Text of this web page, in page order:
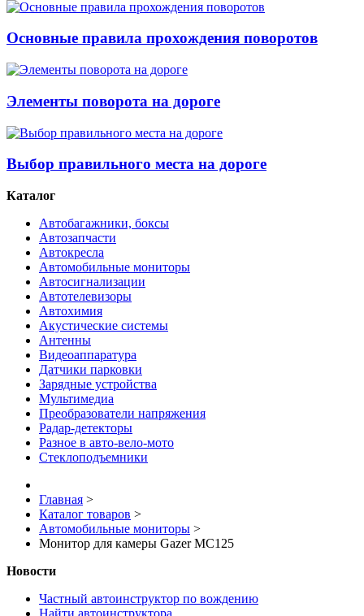
Основные правила прохождения поворотов
Элементы поворота на дороге
Выбор правильного места на дороге
Каталог
Автобагажники, боксы
Автозапчасти
Автокресла
Автомобильные мониторы
Автосигнализации
Автотелевизоры
Автохимия
Акустические системы
Антенны
Видеоаппаратура
Датчики парковки
Зарядные устройства
Мультимедиа
Преобразователи напряжения
Радар-детекторы
Разное в авто-вело-мото
Стеклоподъемники
Главная >
Каталог товаров >
Автомобильные мониторы >
Монитор для камеры Gazer MC125
Новости
Частный автоинструктор по вождению
Найти автоинструктора